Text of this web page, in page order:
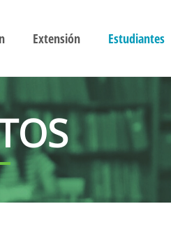
Extensión Estudiantes